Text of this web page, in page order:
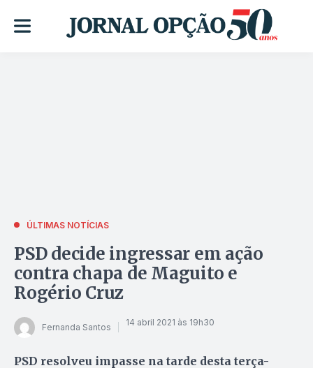
ÚLTIMAS NOTÍCIAS
PSD decide ingressar em ação
contra chapa de Maguito e
Rogério Cruz
Fernanda Santos 14 abril 2021 às 19h30
PSD resolveu impasse na tarde desta terça-